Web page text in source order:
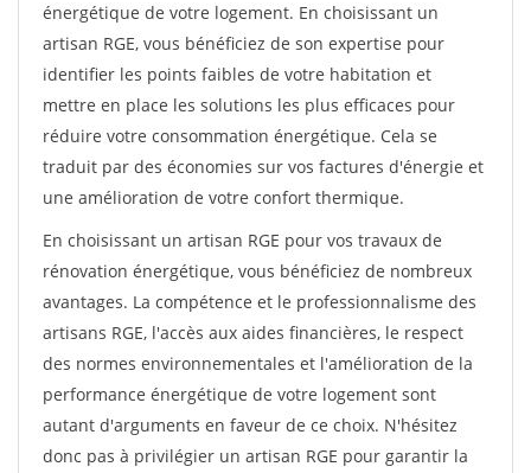
énergétique de votre logement. En choisissant un
artisan RGE, vous bénéficiez de son expertise pour
identifier les points faibles de votre habitation et
mettre en place les solutions les plus efficaces pour
réduire votre consommation énergétique. Cela se
traduit par des économies sur vos factures d'énergie et
une amélioration de votre confort thermique.
En choisissant un artisan RGE pour vos travaux de
rénovation énergétique, vous bénéficiez de nombreux
avantages. La compétence et le professionnalisme des
artisans RGE, l'accès aux aides financières, le respect
des normes environnementales et l'amélioration de la
performance énergétique de votre logement sont
autant d'arguments en faveur de ce choix. N'hésitez
donc pas à privilégier un artisan RGE pour garantir la